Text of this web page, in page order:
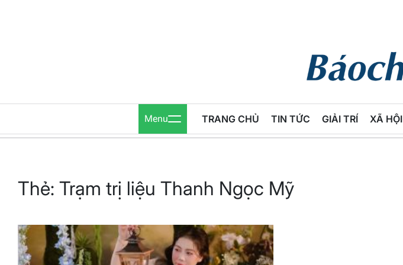
Chí
Việt
Menu TRANG CHỦ TIN TỨC GIẢI TRÍ XÃ HỘI
Thẻ: Trạm trị liệu Thanh Ngọc Mỹ